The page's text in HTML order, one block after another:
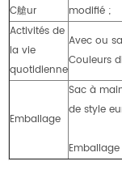
C艙ur
modifié ;
Activités de
la vie
quotidienne
Avec ou
Couleurs
Emballage
Sac à
de style